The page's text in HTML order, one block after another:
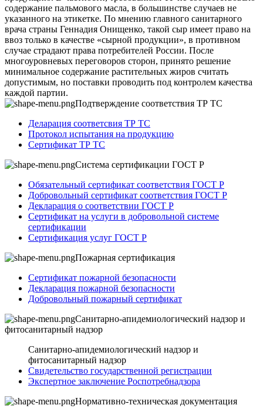
содержание пальмового масла, в большинстве случаев не
указанного на этикетке. По мнению главного санитарного
врача страны Геннадия Онищенко, такой сыр имеет право на
ввоз только в качестве «сырной продукции», в противном
случае страдают права потребителей России. После
многоуровневых переговоров сторон, принято решение
минимальное содержание растительных жиров считать
допустимым, но поставки проводить под контролем качества
каждой партии.
Подтверждение соответствия ТР ТС
Деларация соответсвия ТР ТС
Протокол испытания на продукцию
Сертификат ТР ТС
Система сертификации ГОСТ Р
Обязательный сертификат соответствия ГОСТ Р
Добровольный сертификат соответствия ГОСТ Р
Декларация о соответствии ГОСТ Р
Сертификат на услуги в добровольной системе
сертификации
Сертификация услуг ГОСТ Р
Пожарная сертификация
Сертификат пожарной безопасности
Декларация пожарной безопасности
Добровольный пожарный сертификат
Санитарно-апидемиологический надзор и
фитосанитарный надзор
Санитарно-апидемиологический надзор и
фитосанитарный надзор
Свидетельство государственной регистрации
Экспертное заключение Роспотребнадзора
Нормативно-техническая документация